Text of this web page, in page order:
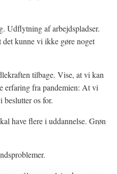
Udflytning af arbejdspladser.
det kunne vi ikke gøre noget
tilbage. Vise, at vi kan
erfaring fra pandemien: At vi
os for.
have flere i uddannelse. Grøn